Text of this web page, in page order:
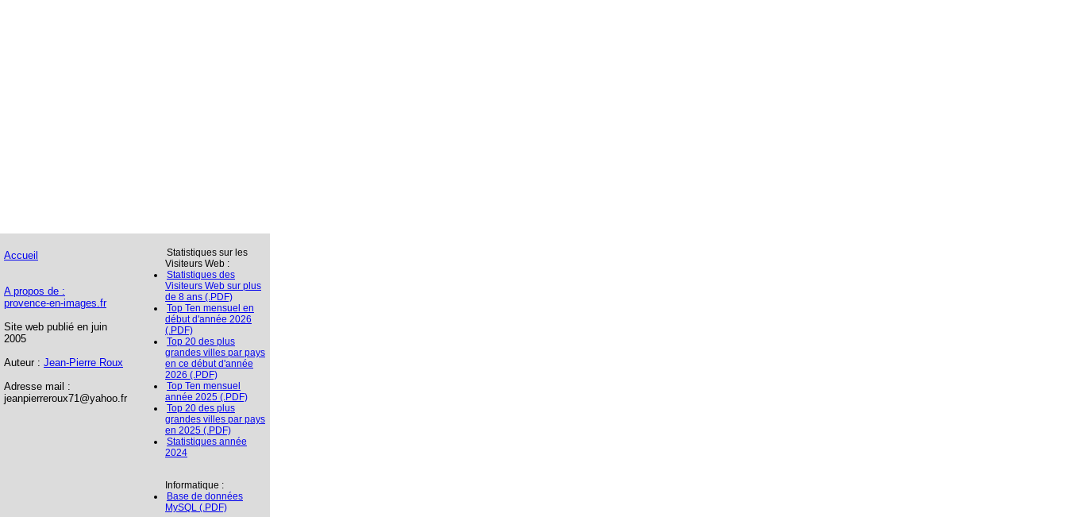
Accueil
A propos de :
provence-en-images.fr
Site web publié en juin
2005
Auteur : Jean-Pierre Roux
Adresse mail :
jeanpierreroux71@yahoo.fr
Statistiques sur les
Visiteurs Web :
Statistiques des
Visiteurs Web sur plus
de 8 ans (.PDF)
Top Ten mensuel en
début d'année 2026
(.PDF)
Top 20 des plus
grandes villes par pays
en ce début d'année
2026 (.PDF)
Top Ten mensuel
année 2025 (.PDF)
Top 20 des plus
grandes villes par pays
en 2025 (.PDF)
Statistiques année
2024
Informatique :
Base de données
MySQL (.PDF)